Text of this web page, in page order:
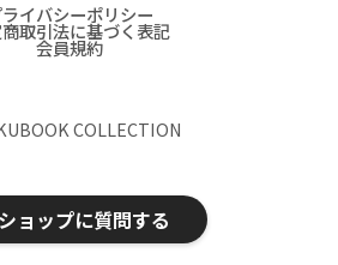
ライバシーポリシー
取引法に基づく表記
会員規約
COLLECTION
ショップに質問する